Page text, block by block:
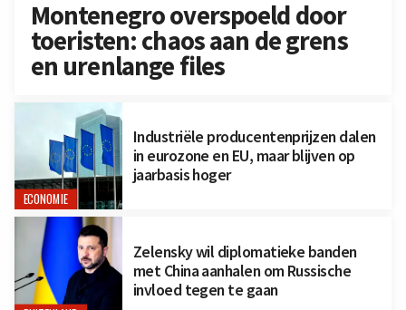
Montenegro overspoeld door
toeristen: chaos aan de grens
en urenlange files
ECONOMIE
Industriële producentenprijzen dalen
in eurozone en EU, maar blijven op
jaarbasis hoger
Zelensky wil diplomatieke banden
met China aanhalen om Russische
invloed tegen te gaan